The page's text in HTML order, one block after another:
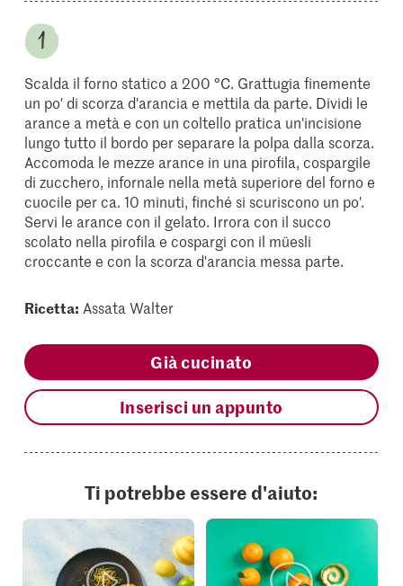
Scalda il forno statico a 200 °C. Grattugia finemente
un po' di scorza d'arancia e mettila da parte. Dividi le
arance a metà e con un coltello pratica un'incisione
lungo tutto il bordo per separare la polpa dalla scorza.
Accomoda le mezze arance in una pirofila, cospargile
di zucchero, infornale nella metà superiore del forno e
cuocile per ca. 10 minuti, finché si scuriscono un po'.
Servi le arance con il gelato. Irrora con il succo
scolato nella pirofila e cospargi con il müesli
croccante e con la scorza d'arancia messa parte.
Ricetta: Assata Walter
Già cucinato
Inserisci un appunto
Ti potrebbe essere d'aiuto: